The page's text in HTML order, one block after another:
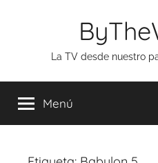
La TV desde nuestro
Menú